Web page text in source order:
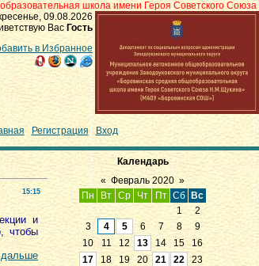
школа имени Героя Советского Союза
09.08.2026
Вас Гость
в Избранное
Регистрация Вход
15:15
и
чтобы
дальше
Календарь
« Февраль 2020 »
Пн
Вт Ср Чт Пт Сб
Вс
1
2
3
4 5 6 7 8
9
10
11 12 13 14 15
16
17
18 19 20 21 22
23